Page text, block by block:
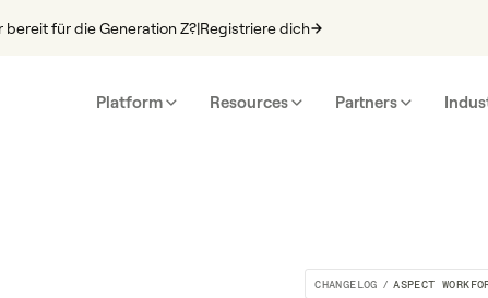
für die Generation Z?|Registriere dich
Platform Resources Partners
CHANGELOG / ASPECT